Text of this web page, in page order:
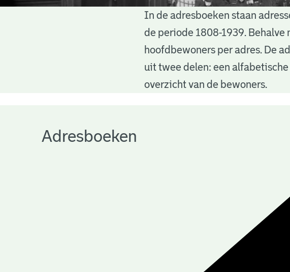
AdresboekenIn de adresboeken staan
de periode 1808-1939. Behalve
hoofdbewoners per adres. De
uit twee delen: een
overzicht van de bewoners.
Adresboeken